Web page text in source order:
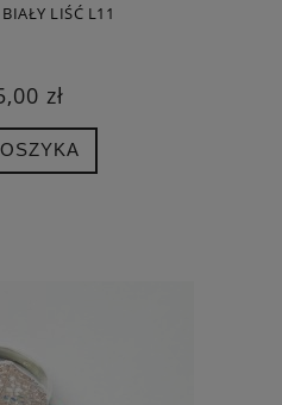
LIŚĆ L11
zł